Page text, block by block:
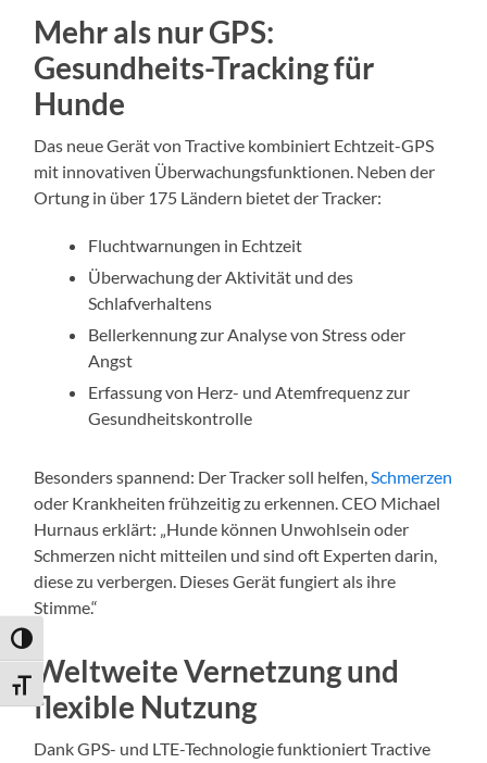
Umschalten auf hohe Kontraste
Schrift vergrößern
Mehr als nur GPS:
Gesundheits-Tracking für
Hunde
Das neue Gerät von Tractive kombiniert Echtzeit-GPS
mit innovativen Überwachungsfunktionen. Neben der
Ortung in über 175 Ländern bietet der Tracker:
Fluchtwarnungen in Echtzeit
Überwachung der Aktivität und des
Schlafverhaltens
Bellerkennung zur Analyse von Stress oder
Angst
Erfassung von Herz- und Atemfrequenz zur
Gesundheitskontrolle
Besonders spannend: Der Tracker soll helfen, Schmerzen
oder Krankheiten frühzeitig zu erkennen. CEO Michael
Hurnaus erklärt: „Hunde können Unwohlsein oder
Schmerzen nicht mitteilen und sind oft Experten darin,
diese zu verbergen. Dieses Gerät fungiert als ihre
Stimme.“
Weltweite Vernetzung und
flexible Nutzung
Dank GPS- und LTE-Technologie funktioniert Tractive